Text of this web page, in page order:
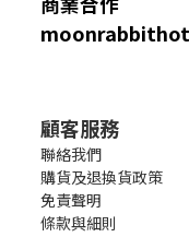
顧客服務
聯絡我們
購貨及退換貨政策
免責聲明
條款與細則